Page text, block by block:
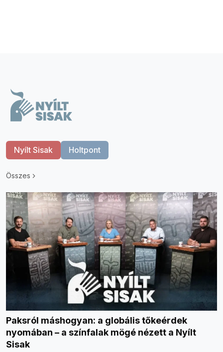
Nyílt Sisak Holtpont
Összes
Paksról máshogyan: a globális tőkeérdek
nyomában – a színfalak mögé nézett a Nyílt
Sisak